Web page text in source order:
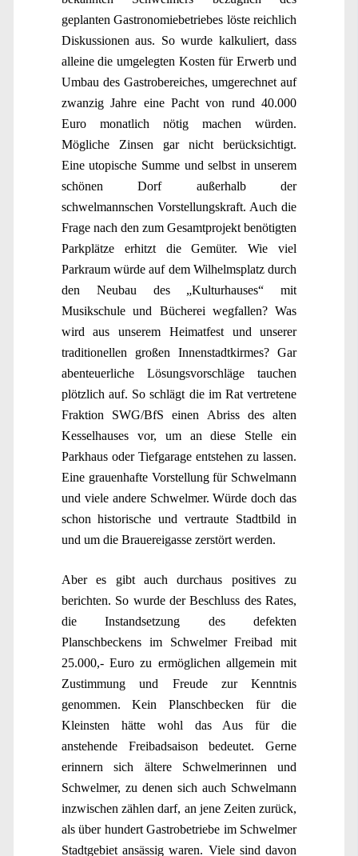
geplanten Gastronomiebetriebes löste reichlich
Diskussionen aus. So wurde kalkuliert, dass
alleine die umgelegten Kosten für Erwerb und
Umbau des Gastrobereiches, umgerechnet auf
zwanzig Jahre eine Pacht von rund 40.000
Euro monatlich nötig machen würden.
Mögliche Zinsen gar nicht berücksichtigt.
Eine utopische Summe und selbst in unserem
schönen Dorf außerhalb der
schwelmannschen Vorstellungskraft. Auch die
Frage nach den zum Gesamtprojekt benötigten
Parkplätze erhitzt die Gemüter. Wie viel
Parkraum würde auf dem Wilhelmsplatz durch
den Neubau des „Kulturhauses“ mit
Musikschule und Bücherei wegfallen? Was
wird aus unserem Heimatfest und unserer
traditionellen großen Innenstadtkirmes? Gar
abenteuerliche Lösungsvorschläge tauchen
plötzlich auf. So schlägt die im Rat vertretene
Fraktion SWG/BfS einen Abriss des alten
Kesselhauses vor, um an diese Stelle ein
Parkhaus oder Tiefgarage entstehen zu lassen.
Eine grauenhafte Vorstellung für Schwelmann
und viele andere Schwelmer. Würde doch das
schon historische und vertraute Stadtbild in
und um die Brauereigasse zerstört werden.
Aber es gibt auch durchaus positives zu
berichten. So wurde der Beschluss des Rates,
die Instandsetzung des defekten
Planschbeckens im Schwelmer Freibad mit
25.000,- Euro zu ermöglichen allgemein mit
Zustimmung und Freude zur Kenntnis
genommen. Kein Planschbecken für die
Kleinsten hätte wohl das Aus für die
anstehende Freibadsaison bedeutet. Gerne
erinnern sich ältere Schwelmerinnen und
Schwelmer, zu denen sich auch Schwelmann
inzwischen zählen darf, an jene Zeiten zurück,
als über hundert Gastrobetriebe im Schwelmer
Stadtgebiet ansässig waren. Viele sind davon